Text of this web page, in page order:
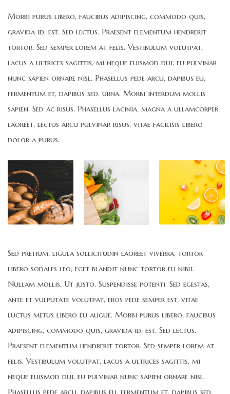
Morbi purus libero, faucibus adipiscing, commodo quis,
gravida id, est. Sed lectus. Praesent elementum hendrerit
tortor. Sed semper lorem at felis. Vestibulum volutpat,
lacus a ultrices sagittis, mi neque euismod dui, eu pulvinar
nunc sapien ornare nisl. Phasellus pede arcu, dapibus eu,
fermentum et, dapibus sed, urna. Morbi interdum mollis
sapien. Sed ac risus. Phasellus lacinia, magna a ullamcorper
laoreet, lectus arcu pulvinar risus, vitae facilisis libero
dolor a purus.
Sed pretium, ligula sollicitudin laoreet viverra, tortor
libero sodales leo, eget blandit nunc tortor eu nibh.
Nullam mollis. Ut justo. Suspendisse potenti. Sed egestas,
ante et vulputate volutpat, eros pede semper est, vitae
luctus metus libero eu augue. Morbi purus libero, faucibus
adipiscing, commodo quis, gravida id, est. Sed lectus.
Praesent elementum hendrerit tortor. Sed semper lorem at
felis. Vestibulum volutpat, lacus a ultrices sagittis, mi
neque euismod dui, eu pulvinar nunc sapien ornare nisl.
Phasellus pede arcu, dapibus eu, fermentum et, dapibus sed,